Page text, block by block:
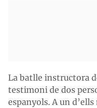
La batlle instructora
testimoni de dos
espanyols. A un